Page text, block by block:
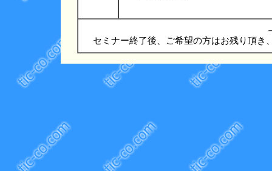
セミナー終了後、ご希望の方はお残り頂き